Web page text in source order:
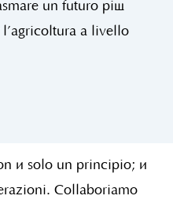
un futuro più
a livello
è solo un principio; è
Collaboriamo